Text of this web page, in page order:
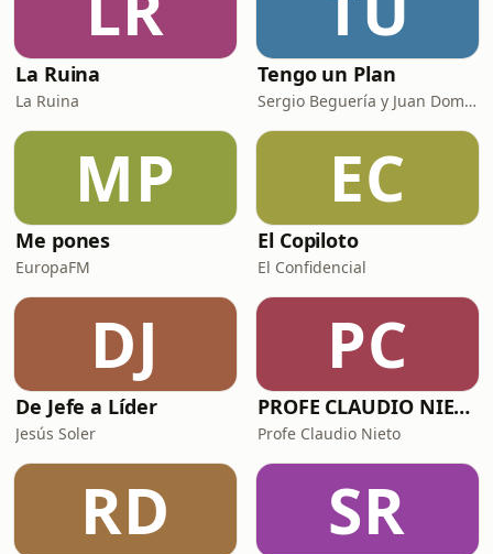
La Ruina
La Ruina
Tengo un Plan
Sergio Beguería y Juan Domínguez
MP
Me pones
EuropaFM
EC
El Copiloto
El Confidencial
DJ
De Jefe a Líder
Jesús Soler
PC
PROFE CLAUDIO NIETO
Profe Claudio Nieto
RD SR